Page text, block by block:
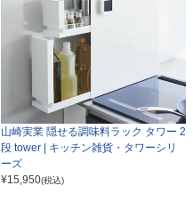
山崎実業 隠せる調味料ラック タワー 2
段 tower | キッチン雑貨・タワーシリ
ーズ
¥15,950(税込)